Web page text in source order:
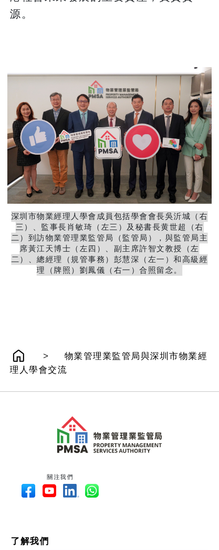
源。
深圳市物業經理人學會成員包括學會會長吳沂城（右
三）、監事長肖敏琦（左三）及秘書長黄世超（右
二）到訪物業管理業監管局（監管局），與監管局主
席黃江天博士（左四）、副主席許智文教授（左
二）、總經理（規管事務）彭慧深（左一）和高級經
理（牌照）劉鳳儀（右一）合照留念。
>
物業管理業監管局與深圳市物業經
理人學會交流
關注我們
了解我們